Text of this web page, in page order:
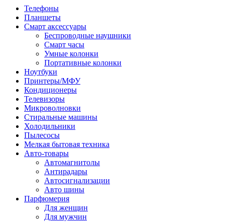
Телефоны
Планшеты
Смарт аксессуары
Беспроводные наушники
Смарт часы
Умные колонки
Портативные колонки
Ноутбуки
Принтеры/МФУ
Кондиционеры
Телевизоры
Микроволновки
Стиральные машины
Холодильники
Пылесосы
Мелкая бытовая техника
Авто-товары
Автомагнитолы
Антирадары
Автосигнализации
Авто шины
Парфюмерия
Для женщин
Для мужчин